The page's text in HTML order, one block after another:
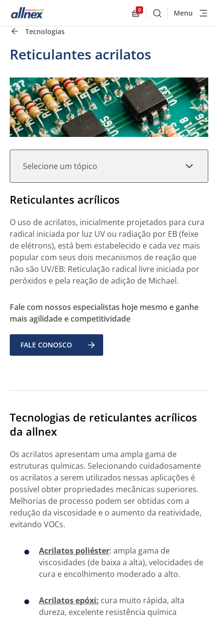
0
BuscarMenu
Tecnologias
Reticulantes acrilatos
Selecione um tópico
Reticulantes acrílicos
O uso de acrilatos, inicialmente projetados para cura
radical iniciada por luz UV ou radiação por EB (feixe
de elétrons), está bem estabelecido e cada vez mais
popular com seus dois mecanismos de reação que
não são UV/EB: Reticulação radical livre iniciada por
peróxidos e pela reação de adição de Michael.
Fale com nossos especialistas hoje mesmo e ganhe
mais agilidade e competitividade
FALE CONOSCO
Tecnologias de reticulantes acrílicos
da allnex
Os acrilatos apresentam uma ampla gama de
estruturas químicas. Selecionando cuidadosamente
os acrilatos a serem utilizados nessas aplicações é
possível obter propriedades mecânicas superiores.
Melhorias de processo podem ser obtidas com a
redução da viscosidade e o aumento da reatividade,
evitando VOCs.
Acrilatos poliéster: ampla gama de
viscosidades (de baixa a alta), velocidades de
cura e encolhimento moderado a alto.
Acrilatos epóxi: cura muito rápida, alta
dureza, excelente resistência química